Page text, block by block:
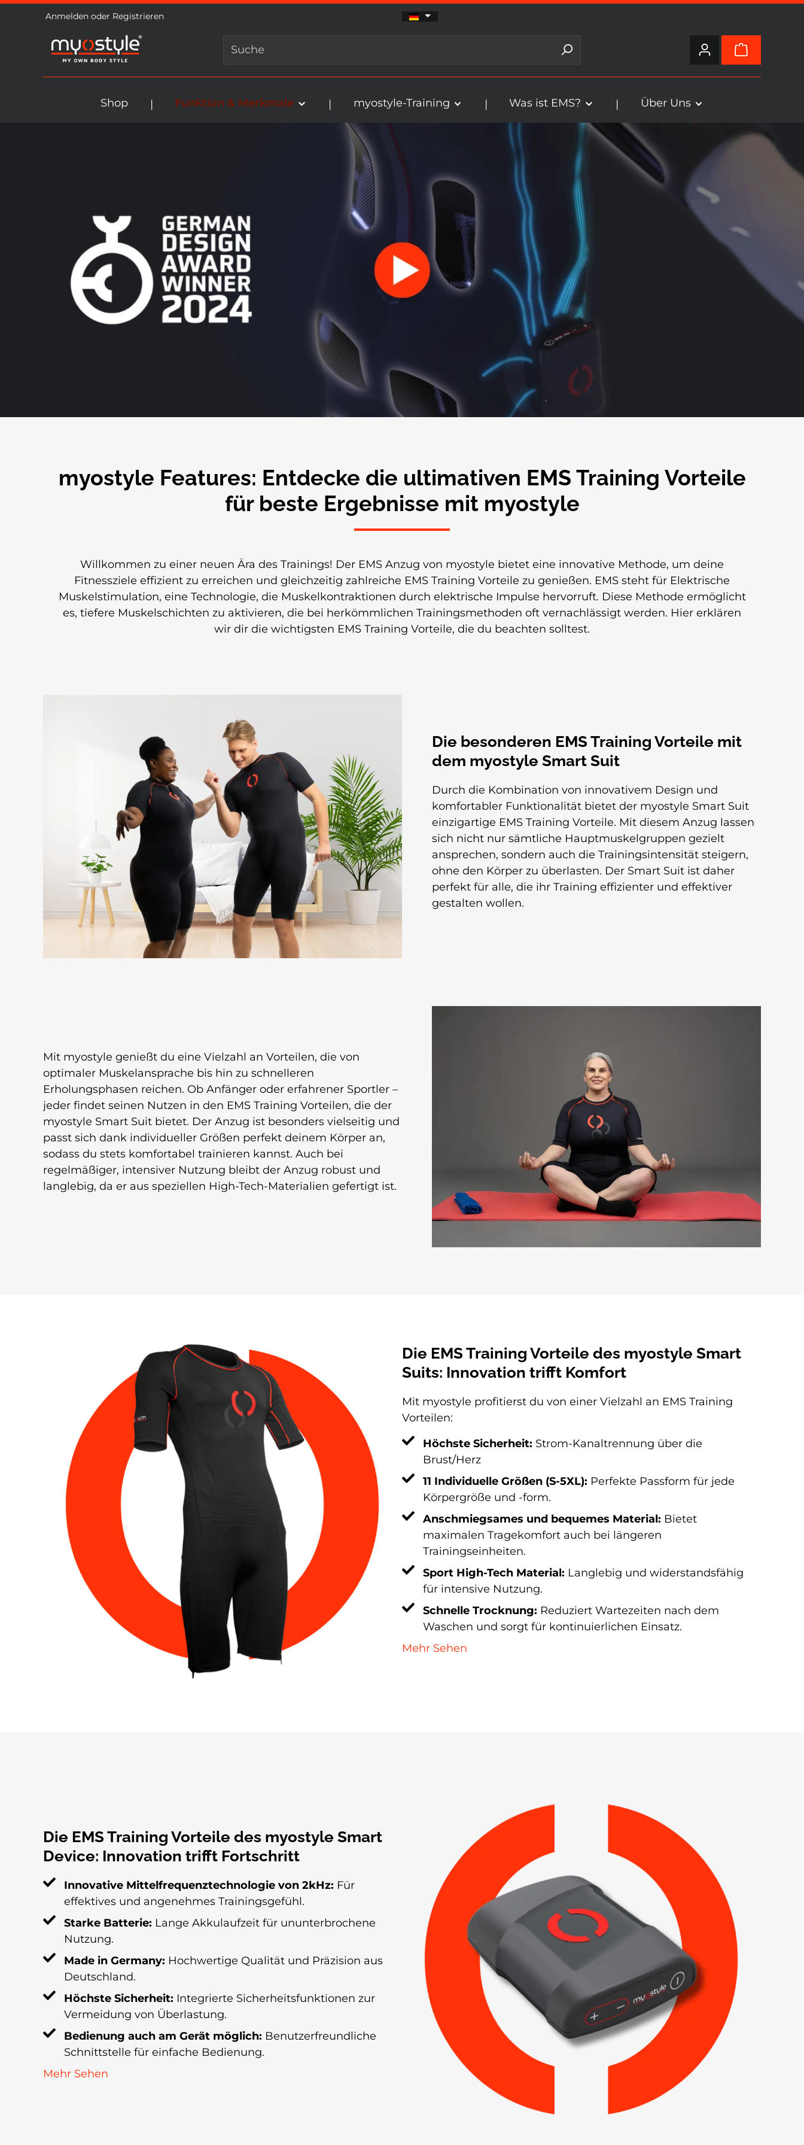
Zur Hauptnavigation springen
Anmelden oder Registrieren
Shop Funktion & Merkmale myostyle-Training Was ist EMS? Über Uns
myostyle Features: Entdecke die ultimativen EMS Training Vorteile
für beste Ergebnisse mit myostyle
Willkommen zu einer neuen Ära des Trainings! Der EMS Anzug von myostyle bietet eine innovative Methode, um deine
Fitnessziele effizient zu erreichen und gleichzeitig zahlreiche EMS Training Vorteile zu genießen. EMS steht für Elektrische
Muskelstimulation, eine Technologie, die Muskelkontraktionen durch elektrische Impulse hervorruft. Diese Methode ermöglicht
es, tiefere Muskelschichten zu aktivieren, die bei herkömmlichen Trainingsmethoden oft vernachlässigt werden. Hier erklären
wir dir die wichtigsten EMS Training Vorteile, die du beachten solltest.
Die besonderen EMS Training Vorteile mit
dem myostyle Smart Suit
Durch die Kombination von innovativem Design und
komfortabler Funktionalität bietet der myostyle Smart Suit
einzigartige EMS Training Vorteile. Mit diesem Anzug lassen
sich nicht nur sämtliche Hauptmuskelgruppen gezielt
ansprechen, sondern auch die Trainingsintensität steigern,
ohne den Körper zu überlasten. Der Smart Suit ist daher
perfekt für alle, die ihr Training effizienter und effektiver
gestalten wollen.
Mit myostyle genießt du eine Vielzahl an Vorteilen, die von
optimaler Muskelansprache bis hin zu schnelleren
Erholungsphasen reichen. Ob Anfänger oder erfahrener Sportler –
jeder findet seinen Nutzen in den EMS Training Vorteilen, die der
myostyle Smart Suit bietet. Der Anzug ist besonders vielseitig und
passt sich dank individueller Größen perfekt deinem Körper an,
sodass du stets komfortabel trainieren kannst. Auch bei
regelmäßiger, intensiver Nutzung bleibt der Anzug robust und
langlebig, da er aus speziellen High-Tech-Materialien gefertigt ist.
Die EMS Training Vorteile des myostyle Smart
Suits: Innovation trifft Komfort
Mit myostyle profitierst du von einer Vielzahl an EMS Training
Vorteilen:
Höchste Sicherheit: Strom-Kanaltrennung über die
Brust/Herz
11 Individuelle Größen (S-5XL): Perfekte Passform für jede
Körpergröße und -form.
Anschmiegsames und bequemes Material: Bietet
maximalen Tragekomfort auch bei längeren
Trainingseinheiten.
Sport High-Tech Material: Langlebig und widerstandsfähig
für intensive Nutzung.
Schnelle Trocknung: Reduziert Wartezeiten nach dem
Waschen und sorgt für kontinuierlichen Einsatz.
Mehr Sehen
Die EMS Training Vorteile des myostyle Smart
Device: Innovation trifft Fortschritt
Innovative Mittelfrequenztechnologie von 2kHz: Für
effektives und angenehmes Trainingsgefühl.
Starke Batterie: Lange Akkulaufzeit für ununterbrochene
Nutzung.
Made in Germany: Hochwertige Qualität und Präzision aus
Deutschland.
Höchste Sicherheit: Integrierte Sicherheitsfunktionen zur
Vermeidung von Überlastung.
Bedienung auch am Gerät möglich: Benutzerfreundliche
Schnittstelle für einfache Bedienung.
Mehr Sehen